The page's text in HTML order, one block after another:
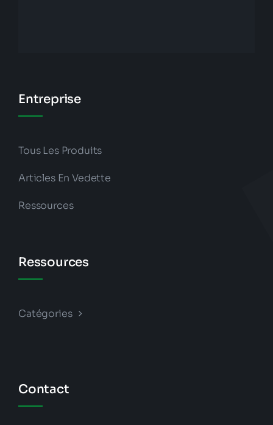
Entreprise
Tous Les Produits
Articles En Vedette
Ressources
Ressources
Catégories
Contact